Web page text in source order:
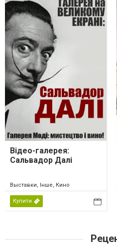
Відео-галерея:
Сальвадор Далі
Выставки, Інше, Кино
Купити